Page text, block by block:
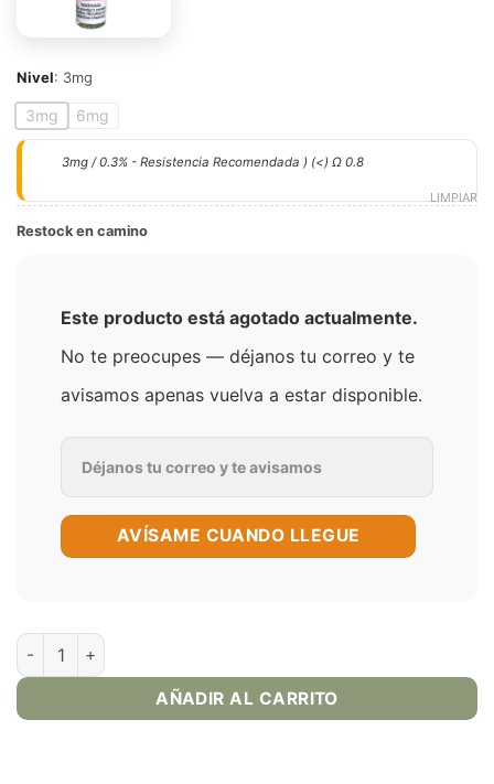
Nivel: 3mg
3mg 6mg
LIMPIAR
3mg / 0.3% - Resistencia Recomendada ) (<) Ω 0.8
Restock en camino
Este producto está agotado actualmente.
No te preocupes — déjanos tu correo y te
avisamos apenas vuelva a estar disponible.
AVÍSAME CUANDO LLEGUE
Twist Watermelon madness Ice 60ml E-Juice cantidad
AÑADIR AL CARRITO